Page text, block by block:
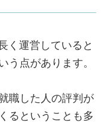
く運営していると
う点があります。
職した人の評判が
るということも多